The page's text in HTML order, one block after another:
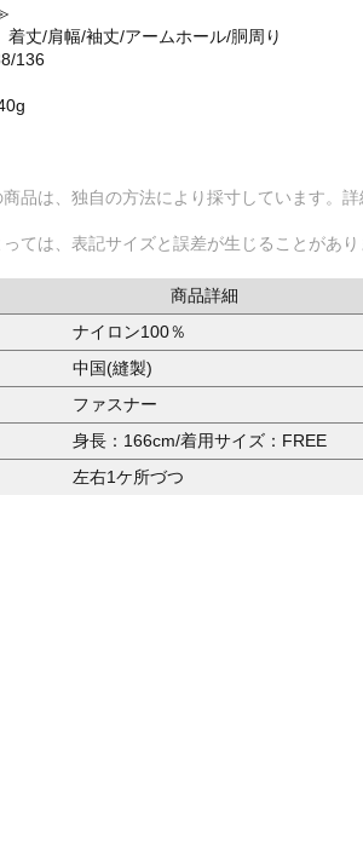
着丈/肩幅/袖丈/アームホール/胴周り
136
品は、独自の方法により採寸しています。詳
ては、表記サイズと誤差が生じることがあり
商品詳細
ナイロン100％
中国(縫製)
ファスナー
身長：166cm/着用サイズ：FREE
左右1ケ所づつ